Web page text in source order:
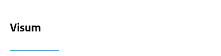
Visum